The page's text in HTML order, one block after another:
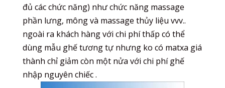
đủ các chức năng) như chức năng massage
phần lưng, mông và massage thủy liệu vvv..
ngoài ra khách hàng với chi phí thấp có thể
dùng mẫu ghế tương tự nhưng ko có matxa giá
thành chỉ giảm còn một nửa với chi phí ghế
nhập nguyên chiếc .